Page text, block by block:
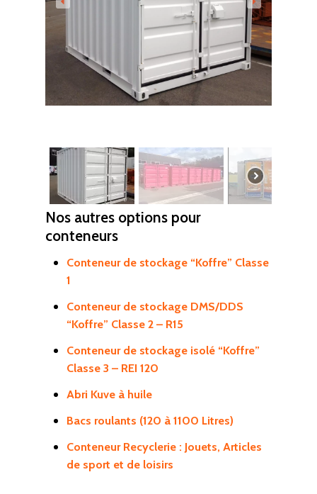
Nos autres options pour
conteneurs
Conteneur de stockage “Koffre” Classe
1
Conteneur de stockage DMS/DDS
“Koffre” Classe 2 – R15
Conteneur de stockage isolé “Koffre”
Classe 3 – REI 120
Abri Kuve à huile
Bacs roulants (120 à 1100 Litres)
Conteneur Recyclerie : Jouets, Articles
de sport et de loisirs
Déchetterie à plat
Déchetterie Mobile
Synthèse de notre
déchetteries